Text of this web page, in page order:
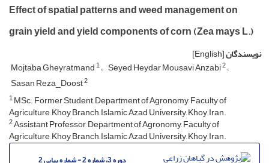
Effect of spatial patterns and weed management on
grain yield and yield components of corn (Zea mays L.)
نویسندگان[English]
Mojtaba Gheyratmand1 Seyed Heydar Mousavi Anzabi2
Sasan Reza_Doost2
1MSc. Former Student, Department of Agronomy, Faculty of
Agriculture, Khoy Branch, Islamic Azad University, Khoy, Iran.
2Assistant Professor, Department of Agronomy, Faculty of
Agriculture, Khoy Branch, Islamic Azad University, Khoy, Iran.